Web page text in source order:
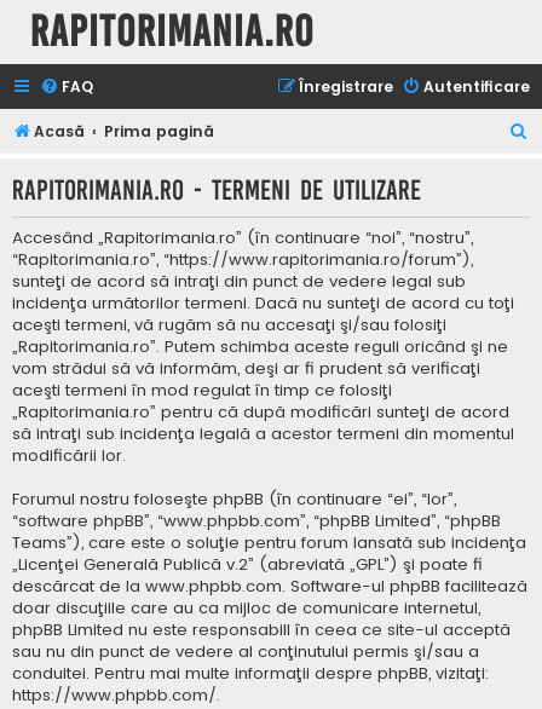
Rapitorimania.ro
FAQ Autentificare
Înregistrare
Acasă Prima pagină
t
Rapitorimania.ro - Termeni de utilizare
Accesând „Rapitorimania.ro” (în continuare “noi”, “nostru”,
“Rapitorimania.ro”, “https://www.rapitorimania.ro/forum”),
sunteţi de acord să intraţi din punct de vedere legal sub
incidenţa următorilor termeni. Dacă nu sunteţi de acord cu toţi
aceşti termeni, vă rugăm să nu accesaţi şi/sau folosiţi
„Rapitorimania.ro”. Putem schimba aceste reguli oricând şi ne
vom strădui să vă informăm, deşi ar fi prudent să verificaţi
aceşti termeni în mod regulat în timp ce folosiţi
„Rapitorimania.ro” pentru că după modificări sunteţi de acord
să intraţi sub incidenţa legală a acestor termeni din momentul
modificării lor.
Forumul nostru foloseşte phpBB (în continuare “ei”, “lor”,
“software phpBB”, “www.phpbb.com”, “phpBB Limited”, “phpBB
Teams”), care este o soluţie pentru forum lansată sub incidenţa
„Licenţei Generală Publică v.2” (abreviată „GPL”) şi poate fi
descărcat de la www.phpbb.com. Software-ul phpBB facilitează
doar discuţiile care au ca mijloc de comunicare internetul,
phpBB Limited nu este responsabill în ceea ce site-ul acceptă
sau nu din punct de vedere al conţinutului permis şi/sau a
conduitei. Pentru mai multe informaţii despre phpBB, vizitaţi:
https://www.phpbb.com/.